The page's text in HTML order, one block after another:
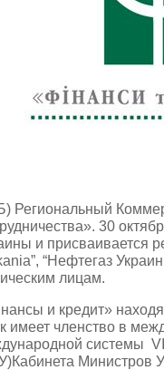
Региональный
30
и присваивается
“Нефтегаз
лицам.
и кредит»
имеет членство в
системы
Министров